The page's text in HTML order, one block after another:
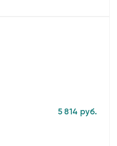
5 814 руб.